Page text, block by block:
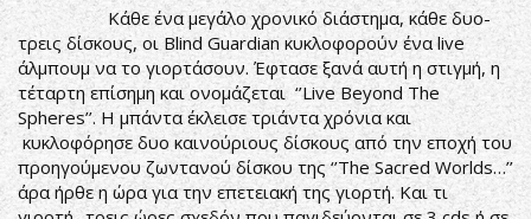
Κάθε ένα μεγάλο χρονικό διάστημα, κάθε δυο-
τρεις δίσκους, οι Blind Guardian κυκλοφορούν ένα live
άλμπουμ να το γιορτάσουν. Έφτασε ξανά αυτή η στιγμή, η
τέταρτη επίσημη και ονομάζεται ‘’Live Beyond The
Spheres’’. Η μπάντα έκλεισε τριάντα χρόνια και
κυκλοφόρησε δυο καινούριους δίσκους από την εποχή του
προηγούμενου ζωντανού δίσκου της ‘’The Sacred Worlds…’’
άρα ήρθε η ώρα για την επετειακή της γιορτή. Και τι